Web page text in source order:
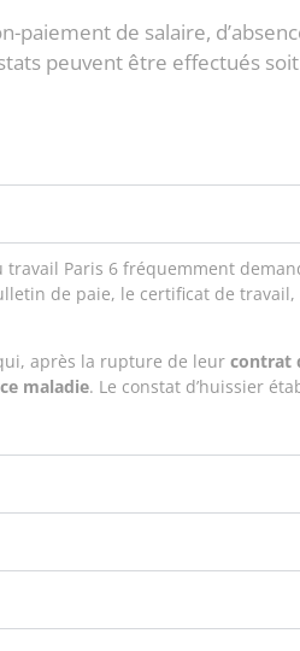
de salaire,
peuvent être effectués
Paris 6 fréquemment
de paie, le certificat de travail,
après la rupture de leur contrat
maladie. Le constat d’huissier